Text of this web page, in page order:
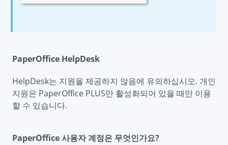
PaperOffice HelpDesk
HelpDesk는 지원을 제공하지 않음에 유의하십시오. 개인
지원은 PaperOffice PLUS만 활성화되어 있을 때만 이용
할 수 있습니다.
PaperOffice 사용자 계정은 무엇인가요?